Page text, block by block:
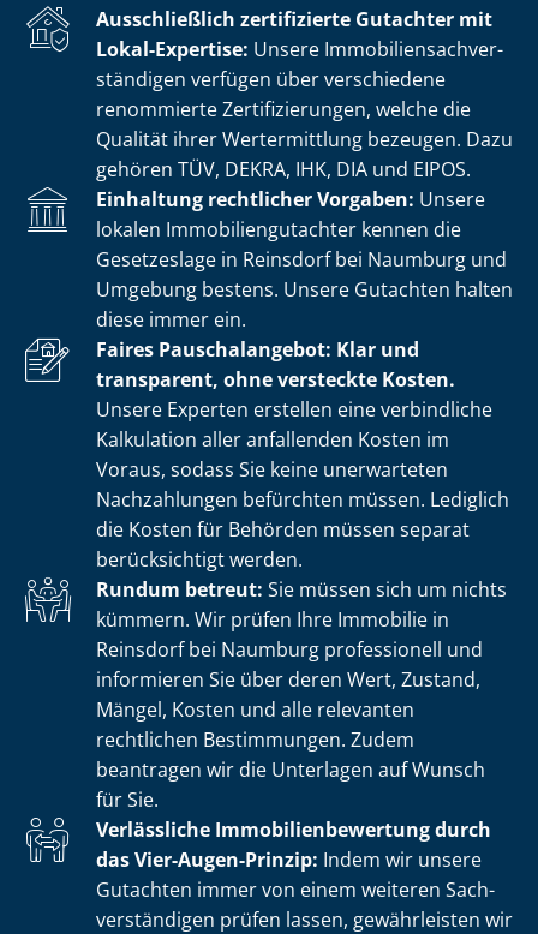
Ausschließlich zertifizierte Gutachter mit
Lokal-Expertise: Unsere Im­mo­bi­li­en­sach­ver­
stän­di­gen verfügen über verschiedene
renommierte Zer­ti­fi­zie­run­gen, welche die
Qualität ihrer Wertermittlung bezeugen. Dazu
gehören TÜV, DEKRA, IHK, DIA und EIPOS.
Einhaltung rechtlicher Vorgaben: Unsere
lokalen Im­mo­bi­li­en­gut­ach­ter kennen die
Gesetzeslage in Reinsdorf bei Naumburg und
Umgebung bestens. Unsere Gutachten halten
diese immer ein.
Faires Pauschalangebot: Klar und
transparent, ohne versteckte Kosten.
Unsere Experten erstellen eine verbindliche
Kalkulation aller anfallenden Kosten im
Voraus, sodass Sie keine unerwarteten
Nachzahlungen befürchten müssen. Lediglich
die Kosten für Behörden müssen separat
berücksichtigt werden.
Rundum betreut: Sie müssen sich um nichts
kümmern. Wir prüfen Ihre Immobilie in
Reinsdorf bei Naumburg professionell und
informieren Sie über deren Wert, Zustand,
Mängel, Kosten und alle relevanten
rechtlichen Bestimmungen. Zudem
beantragen wir die Unterlagen auf Wunsch
für Sie.
Verlässliche Im­mo­bi­li­en­be­wer­tung durch
das Vier-Augen-Prinzip: Indem wir unsere
Gutachten immer von einem weiteren Sach­
ver­stän­di­gen prüfen lassen, gewährleisten wir